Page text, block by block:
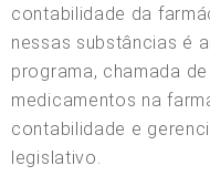
contabilidade da
nessas substâncias é
programa, chamada
medicamentos na
contabilidade e
legislativo.